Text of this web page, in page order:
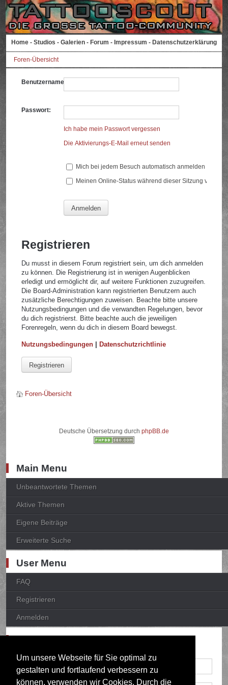
Um unsere Webseite für Sie optimal zu
gestalten und fortlaufend verbessern zu
können, verwenden wir Cookies. Durch die
Home - Studios - Galerien - Forum - Impressum - Datenschutzerklärung
Foren-Übersicht
Benutzername:
Passwort:
Ich habe mein Passwort vergessen
Die Aktivierungs-E-Mail erneut senden
Mich bei jedem Besuch automatisch anmelden
Meinen Online-Status während dieser Sitzung
Registrieren
Du musst in diesem Forum registriert sein, um dich anmelden
zu können. Die Registrierung ist in wenigen Augenblicken
erledigt und ermöglicht dir, auf weitere Funktionen zuzugreifen.
Die Board-Administration kann registrierten Benutzern auch
zusätzliche Berechtigungen zuweisen. Beachte bitte unsere
Nutzungsbedingungen und die verwandten Regelungen, bevor
du dich registrierst. Bitte beachte auch die jeweiligen
Forenregeln, wenn du dich in diesem Board bewegst.
Nutzungsbedingungen |Datenschutzrichtlinie
Registrieren
Foren-Übersicht
Deutsche Übersetzung durch phpBB.de
Main Menu
Unbeantwortete Themen
Aktive Themen
Eigene Beiträge
Erweiterte Suche
User Menu
FAQ
Registrieren
Anmelden